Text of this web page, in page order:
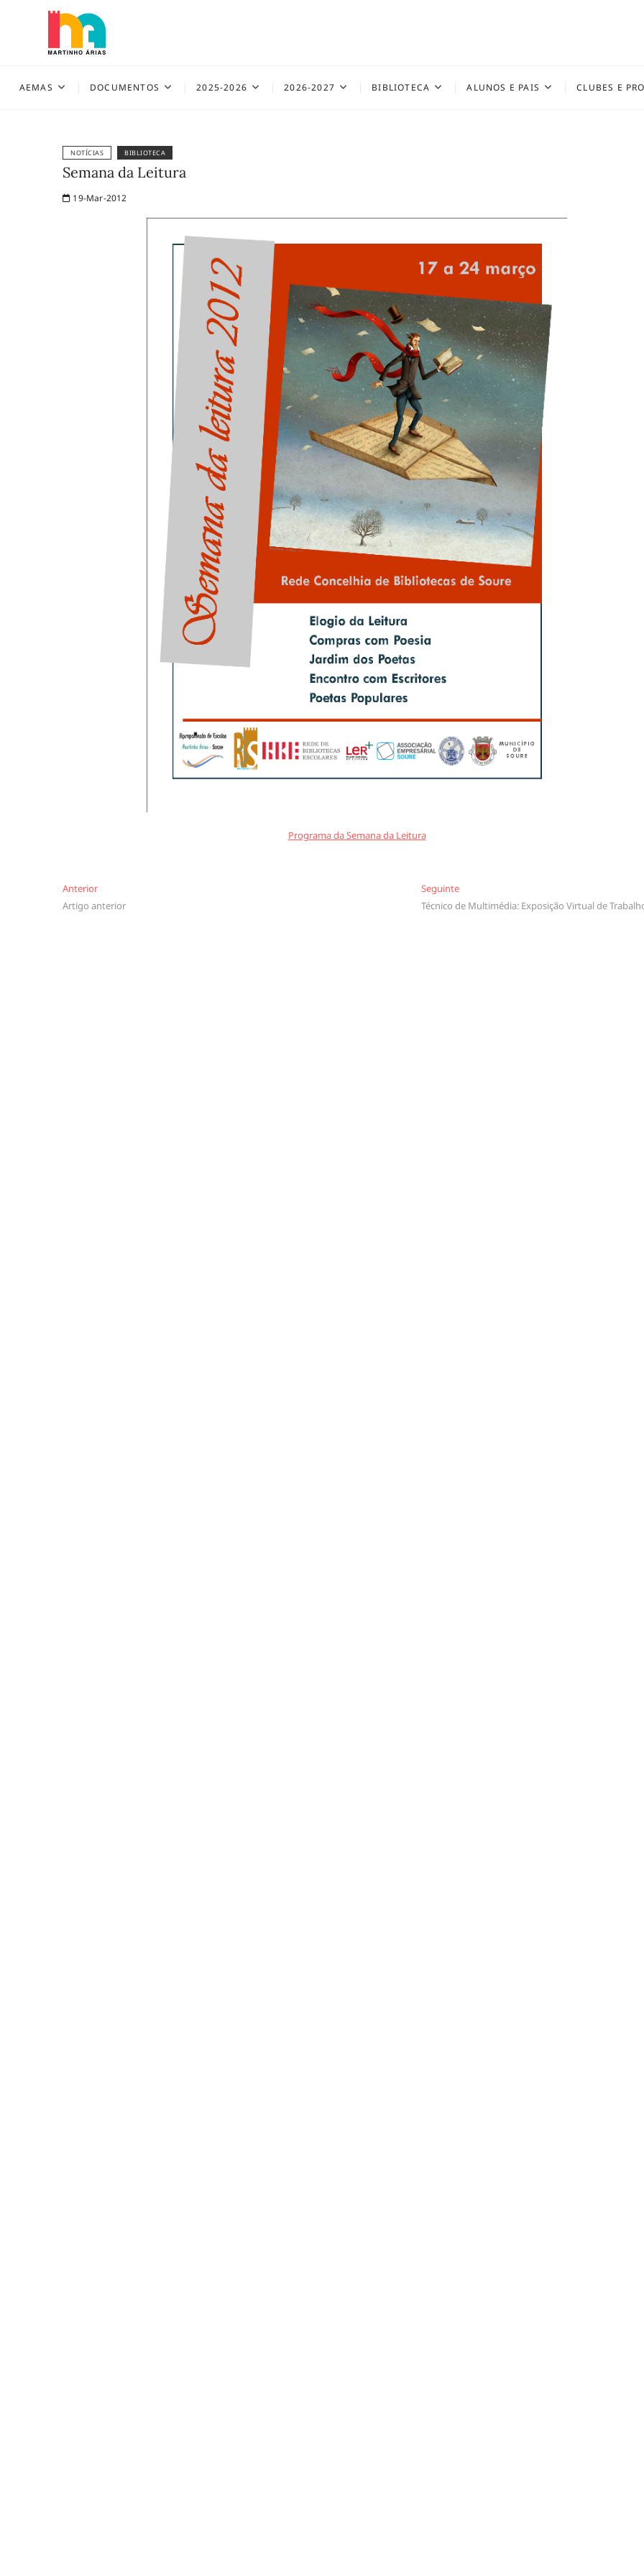
AEMAS DOCUMENTOS 2025-2026 2026-2027 BIBLIOTECA ALUNOS E PAIS CLUBES E
NOTÍCIAS BIBLIOTECA
Semana da Leitura
19-Mar-2012
Programa da Semana da Leitura
Navegação
de
AnteriorAnterior
Artigo anterior
SeguinteSeguinte
Técnico de Multimédia: Exposição Virtual de